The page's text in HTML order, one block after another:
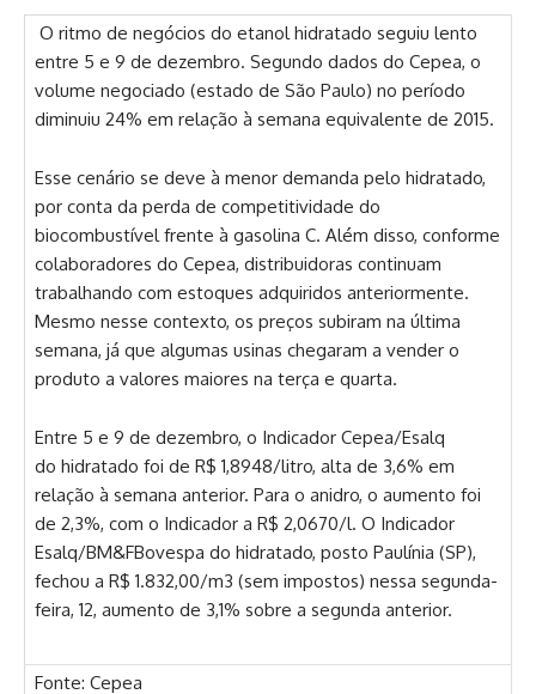
O ritmo de negócios do etanol hidratado seguiu lento
entre 5 e 9 de dezembro. Segundo dados do Cepea, o
volume negociado (estado de São Paulo) no período
diminuiu 24% em relação à semana equivalente de 2015.
Esse cenário se deve à menor demanda pelo hidratado,
por conta da perda de competitividade do
biocombustível frente à gasolina C. Além disso, conforme
colaboradores do Cepea, distribuidoras continuam
trabalhando com estoques adquiridos anteriormente.
Mesmo nesse contexto, os preços subiram na última
semana, já que algumas usinas chegaram a vender o
produto a valores maiores na terça e quarta.
Entre 5 e 9 de dezembro, o Indicador Cepea/Esalq
do hidratado foi de R$ 1,8948/litro, alta de 3,6% em
relação à semana anterior. Para o anidro, o aumento foi
de 2,3%, com o Indicador a R$ 2,0670/l. O Indicador
Esalq/BM&FBovespa do hidratado, posto Paulínia (SP),
fechou a R$ 1.832,00/m3 (sem impostos) nessa segunda-
feira, 12, aumento de 3,1% sobre a segunda anterior.
Fonte: Cepea